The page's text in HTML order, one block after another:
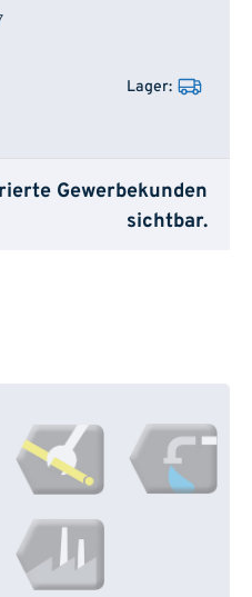
Gewerbekunden
sichtbar.